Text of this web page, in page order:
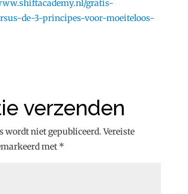
gratis-
de-3-principes-voor-moeiteloos-
verzenden
wordt niet gepubliceerd. Vereiste
met *